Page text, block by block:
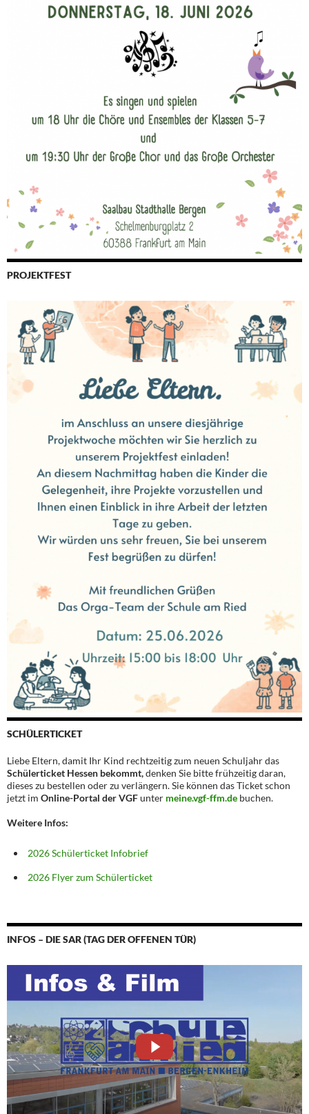
PROJEKTFEST
SCHÜLERTICKET
Liebe Eltern, damit Ihr Kind rechtzeitig zum neuen Schuljahr das
Schülerticket Hessen bekommt,denken Sie bitte frühzeitig daran,
dieses zu bestellen oder zu verlängern. Sie können das Ticket schon
jetzt im Online-Portal der VGFunter meine.vgf-ffm.de buchen.
Weitere Infos:
2026 Schülerticket Infobrief
2026 Flyer zum Schülerticket
INFOS – DIE SAR (TAG DER OFFENEN TÜR)